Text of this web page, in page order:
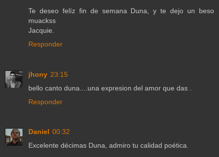
Te deseo felíz fin de semana Duna, y te dejo un beso
muackss
Jacquie.
Responder
jhony 23:15
bello canto duna....una expresion del amor que das .
Responder
Daniel 00:32
Excelente décimas Duna, admiro tu calidad poética.